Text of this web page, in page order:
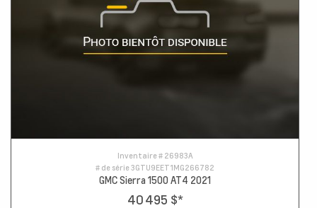
Inventaire # 26983A
# de série3GTU9EET1MG266782
GMC Sierra 1500 AT4 2021
40 495 $*